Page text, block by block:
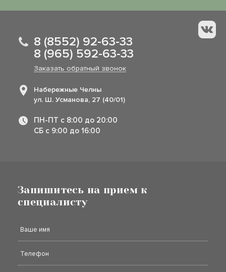
8 (8552) 92-63-33
8 (965) 592-63-33
Заказать обратный звонок
Набережные Челны
ул. Ш. Усманова, 27 (40/01)
ПН-ПТ с 8:00 до 20:00
СБ с 9:00 до 16:00
Запишитесь на прием к
специалисту